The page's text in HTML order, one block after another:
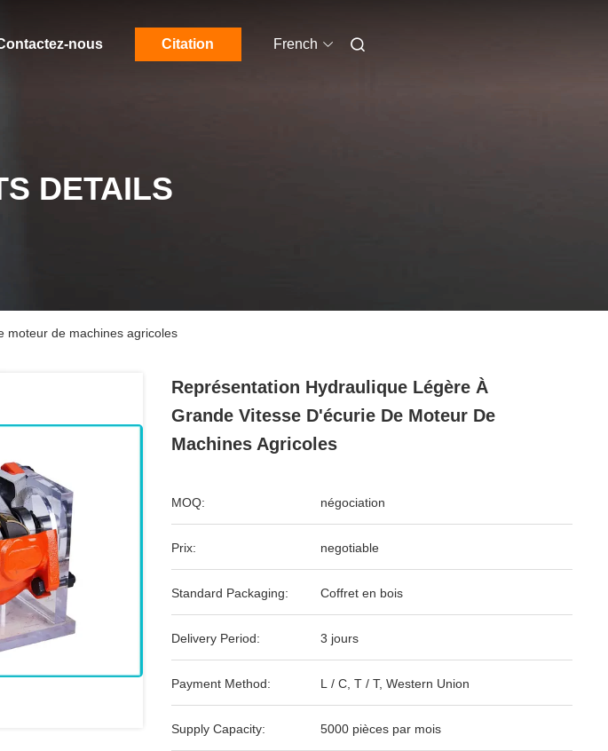
nous Citation French
DETAILS
moteur de machines agricoles
Représentation Hydraulique Légère À
Grande Vitesse D'écurie De Moteur De
Machines Agricoles
MOQ: négociation
Prix: negotiable
Standard Packaging: Coffret en bois
Delivery Period: 3 jours
Payment Method: L / C, T / T, Western Union
Supply Capacity: 5000 pièces par mois